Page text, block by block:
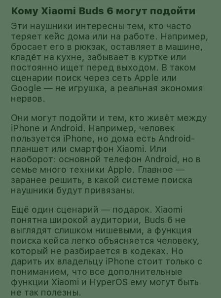
Кому Xiaomi Buds 6 могут подойти
Эти наушники интересны тем, кто часто
теряет кейс дома или на работе. Например,
бросает его в рюкзак, оставляет в машине,
кладёт на кухне, забывает в куртке или
постоянно ищет перед выходом. В таком
сценарии поиск через сеть Apple или
Google — не игрушка, а реальная экономия
нервов.
Они могут подойти и тем, кто живёт между
iPhone и Android. Например, человек
пользуется iPhone, но дома есть Android-
планшет или смартфон Xiaomi. Или
наоборот: основной телефон Android, но в
семье много техники Apple. Главное —
заранее решить, в какой системе поиска
наушники будут привязаны.
Ещё один сценарий — подарок. Xiaomi
понятна широкой аудитории, Buds 6 не
выглядят слишком нишевыми, а функция
поиска кейса легко объясняется человеку,
который не разбирается в кодеках. Но
дарить их владельцу iPhone стоит только с
пониманием, что все дополнительные
функции Xiaomi и HyperOS ему могут быть
не так полезны.